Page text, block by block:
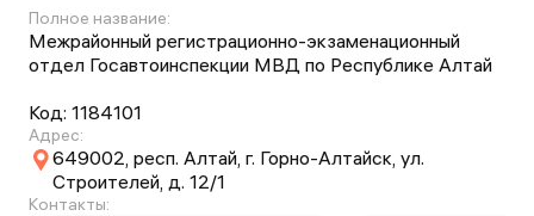
Полное название:
Межрайонный регистрационно-экзаменационный
отдел Госавтоинспекции МВД по Республике Алтай
Код: 1184101
Адрес:
649002, респ. Алтай, г. Горно-Алтайск, ул.
Строителей, д. 12/1
Контакты: